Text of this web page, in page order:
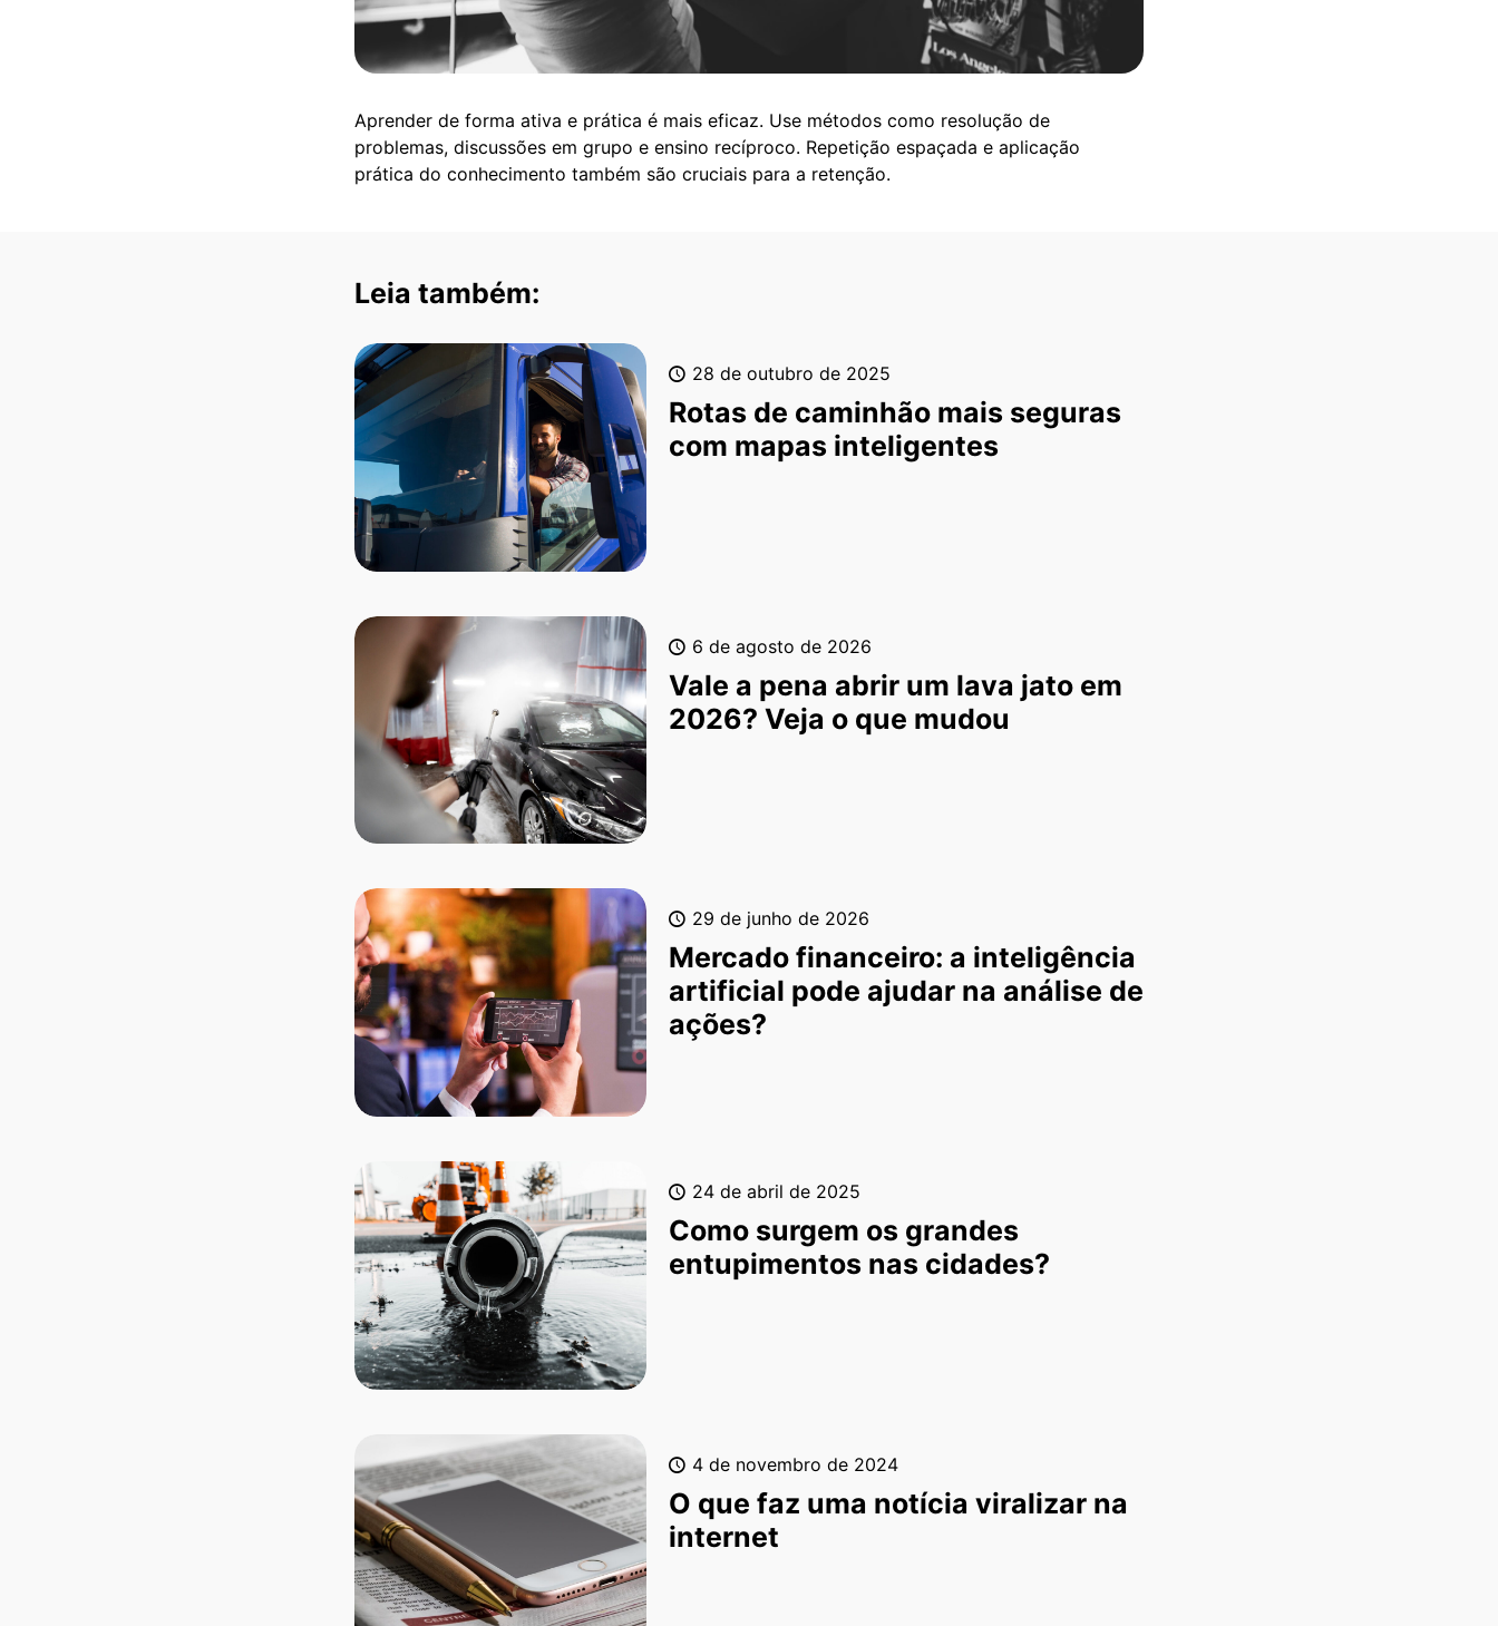
Aprender de forma ativa e prática é mais eficaz. Use métodos como resolução de
problemas, discussões em grupo e ensino recíproco. Repetição espaçada e aplicação
prática do conhecimento também são cruciais para a retenção.
Leia também:
28 de outubro de 2025
Rotas de caminhão mais seguras
com mapas inteligentes
6 de agosto de 2026
Vale a pena abrir um lava jato em
2026? Veja o que mudou
29 de junho de 2026
Mercado financeiro: a inteligência
artificial pode ajudar na análise de
ações?
24 de abril de 2025
Como surgem os grandes
entupimentos nas cidades?
4 de novembro de 2024
O que faz uma notícia viralizar na
internet